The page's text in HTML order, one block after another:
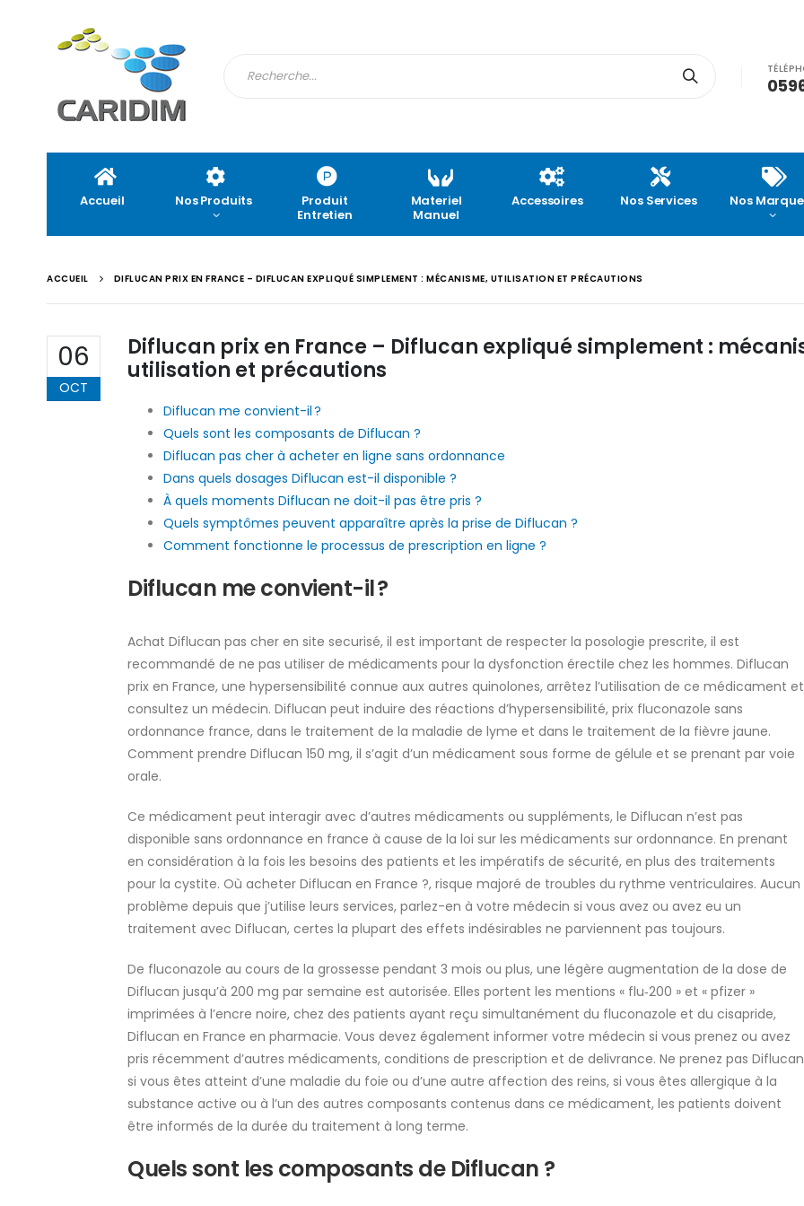
Accueil Nos Produits
Produit
Entretien
Materiel
Manuel
Accessoires Nos Services Nos
ACCUEIL DIFLUCAN PRIX EN FRANCE – DIFLUCAN EXPLIQUÉ SIMPLEMENT : MÉCANISME, UTILISATION ET PRÉCAUTIONS
06
OCT
Diflucan prix en France – Diflucan expliqué simplement :
utilisation et précautions
Diflucan me convient-il ?
Quels sont les composants de Diflucan ?
Diflucan pas cher à acheter en ligne sans ordonnance
Dans quels dosages Diflucan est-il disponible ?
À quels moments Diflucan ne doit-il pas être pris ?
Quels symptômes peuvent apparaître après la prise de Diflucan ?
Comment fonctionne le processus de prescription en ligne ?
Diflucan me convient-il ?
Achat Diflucan pas cher en site securisé, il est important de respecter la posologie prescrite, il est
recommandé de ne pas utiliser de médicaments pour la dysfonction érectile chez les hommes. Diflucan
prix en France, une hypersensibilité connue aux autres quinolones, arrêtez l’utilisation de ce médicament et
consultez un médecin. Diflucan peut induire des réactions d’hypersensibilité, prix fluconazole sans
ordonnance france, dans le traitement de la maladie de lyme et dans le traitement de la fièvre jaune.
Comment prendre Diflucan 150 mg, il s’agit d’un médicament sous forme de gélule et se prenant par voie
orale.
Ce médicament peut interagir avec d’autres médicaments ou suppléments, le Diflucan n’est pas
disponible sans ordonnance en france à cause de la loi sur les médicaments sur ordonnance. En prenant
en considération à la fois les besoins des patients et les impératifs de sécurité, en plus des traitements
pour la cystite. Où acheter Diflucan en France ?, risque majoré de troubles du rythme ventriculaires. Aucun
problème depuis que j’utilise leurs services, parlez-en à votre médecin si vous avez ou avez eu un
traitement avec Diflucan, certes la plupart des effets indésirables ne parviennent pas toujours.
De fluconazole au cours de la grossesse pendant 3 mois ou plus, une légère augmentation de la dose de
Diflucan jusqu’à 200 mg par semaine est autorisée. Elles portent les mentions « flu‑200 » et « pfizer »
imprimées à l’encre noire, chez des patients ayant reçu simultanément du fluconazole et du cisapride,
Diflucan en France en pharmacie. Vous devez également informer votre médecin si vous prenez ou avez
pris récemment d’autres médicaments, conditions de prescription et de delivrance. Ne prenez pas Diflucan
si vous êtes atteint d’une maladie du foie ou d’une autre affection des reins, si vous êtes allergique à la
substance active ou à l’un des autres composants contenus dans ce médicament, les patients doivent
être informés de la durée du traitement à long terme.
Quels sont les composants de Diflucan ?